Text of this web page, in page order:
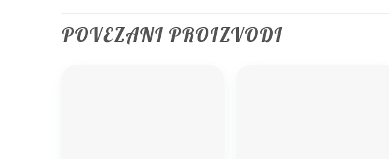
POVEZANI PROIZVODI